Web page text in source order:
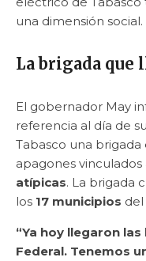
una dimensión social.
La brigada que
El gobernador May
referencia al día de
Tabasco una brigada
apagones vinculados
atípicas. La brigada
los 17 municipios del
“Ya hoy llegaron
Federal. Tenemos